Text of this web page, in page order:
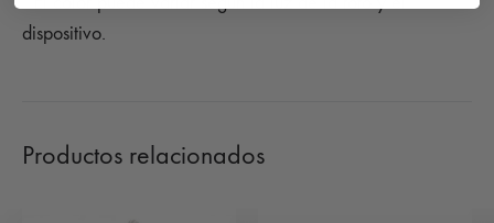
dispositivo.
Productos relacionados